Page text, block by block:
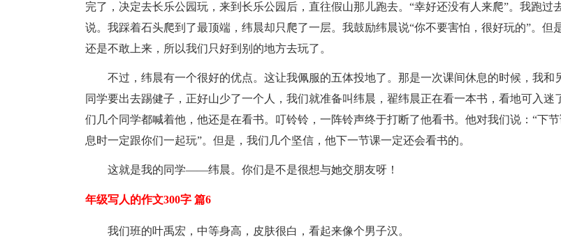
完了，决定去长乐公园玩，来到长乐公园后，直往假山那儿跑去。“幸好还没有人来爬”。我跑过
说。我踩着石头爬到了最顶端，纬晨却只爬了一层。我鼓励纬晨说“你不要害怕，很好玩的”。但
还是不敢上来，所以我们只好到别的地方去玩了。
不过，纬晨有一个很好的优点。这让我佩服的五体投地了。那是一次课间休息的时候，我和
同学要出去踢健子，正好山少了一个人，我们就准备叫纬晨，翟纬晨正在看一本书，看地可入迷
们几个同学都喊着他，他还是在看书。叮铃铃，一阵铃声终于打断了他看书。他对我们说：“下
息时一定跟你们一起玩”。但是，我们几个坚信，他下一节课一定还会看书的。
这就是我的同学——纬晨。你们是不是很想与她交朋友呀！
年级写人的作文300字 篇6
我们班的叶禹宏，中等身高，皮肤很白，看起来像个男子汉。